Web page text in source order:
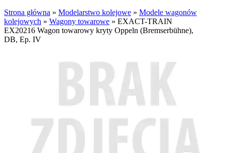
Strona główna » Modelarstwo kolejowe » Modele wagonów
kolejowych » Wagony towarowe » EXACT-TRAIN
EX20216 Wagon towarowy kryty Oppeln (Bremserbühne),
DB, Ep. IV